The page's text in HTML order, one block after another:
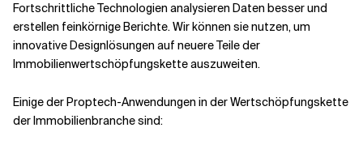
Fortschrittliche Technologien analysieren Daten besser und
erstellen feinkörnige Berichte. Wir können sie nutzen, um
innovative Designlösungen auf neuere Teile der
Immobilienwertschöpfungskette auszuweiten.
Einige der Proptech-Anwendungen in der Wertschöpfungskette
der Immobilienbranche sind: